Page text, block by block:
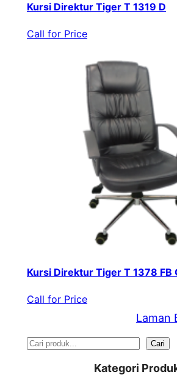
Kursi Direktur Tiger T 1319 D
Call for Price
Kursi Direktur Tiger T 1378 FB
Call for Price
Laman
S
Cari
Kategori